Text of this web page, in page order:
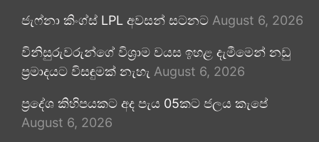
ජැෆ්නා කිංග්ස් LPL අවසන් සටනට August 6, 2026
විනිසුරුවරුන්ගේ විශ්‍රාම වයස ඉහළ දැමීමෙන් නඩු
ප්‍රමාදයට විසඳුමක් නැහැ August 6, 2026
ප්‍රදේශ කිහිපයකට අද පැය 05කට ජලය කැපේ
August 6, 2026